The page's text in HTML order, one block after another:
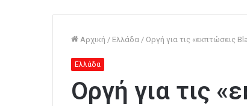
Αρχική / Ελλάδα / Οργή για τις «εκπτώσεις
Ελλάδα
Οργή για τις